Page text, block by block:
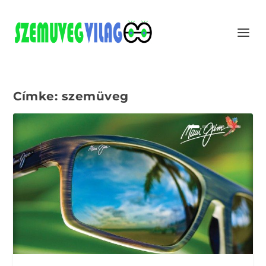
Címke: szemüveg